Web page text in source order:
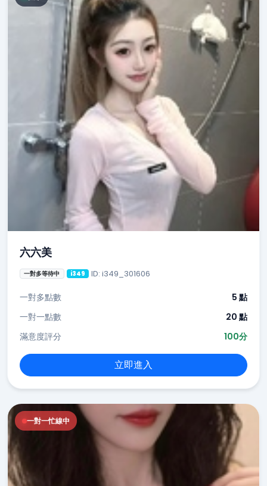
六六美
一對多等待中 i349 ID: i349_301606
一對多點數
5 點
一對一點數
20 點
滿意度評分
100分
立即進入
一對一忙線中